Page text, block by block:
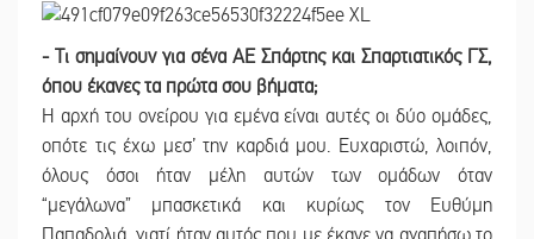
- Τι σημαίνουν για σένα ΑΕ Σπάρτης και Σπαρτιατικός ΓΣ,
όπου έκανες τα πρώτα σου βήματα;
Η αρχή του ονείρου για εμένα είναι αυτές οι δύο ομάδες,
οπότε τις έχω μεσ’ την καρδιά μου. Ευχαριστώ, λοιπόν,
όλους όσοι ήταν μέλη αυτών των ομάδων όταν
“μεγάλωνα” μπασκετικά και κυρίως τον Ευθύμη